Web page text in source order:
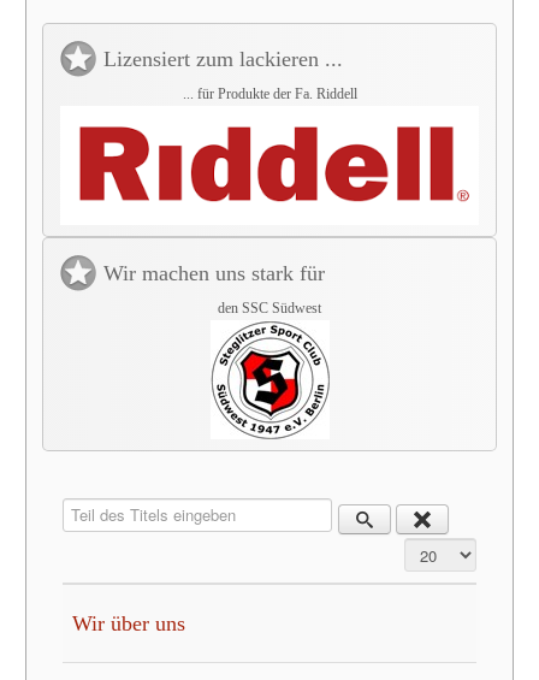
Lizensiert zum lackieren ...
... für Produkte der Fa. Riddell
Wir machen uns stark für
den SSC Südwest
Teil des Titels eingeben
Anzeige #
Wir über uns